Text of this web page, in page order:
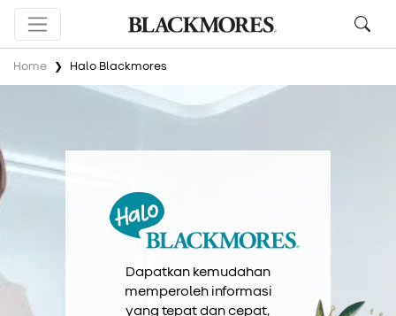
Tekan enter untuk menambah keyword dan
Rekomendasi Keyword
kebiasaan liburan nyeri sendi pencernaan
sakit
Home Halo Blackmores
Dapatkan kemudahan
memperoleh informasi
yang tepat dan cepat,